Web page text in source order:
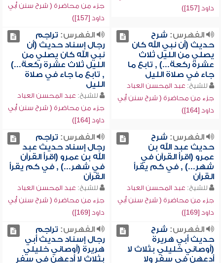
داود [157])
جزء من محاضرة ( شرح سنن أبي
داود [157])
الفهرس: شرح
حديث (أن نبي الله كان
يصلي من الليل ثلاث
عشرة ركعة...) , تابع ما
جاء في صلاة الليل
للشيخ: عبد المحسن العباد
جزء من محاضرة ( شرح سنن أبي
داود [164])
الفهرس: تراجم
رجال إسناد حديث (أن
نبي الله كان يصلي من
الليل ثلاث عشرة ركعة...)
, تابع ما جاء في صلاة
الليل
للشيخ: عبد المحسن العباد
جزء من محاضرة ( شرح سنن أبي
داود [164])
الفهرس: شرح
حديث عبد الله بن
عمرو (اقرأ القرآن في
شهر...) , في كم يقرأ
القرآن
للشيخ: عبد المحسن العباد
جزء من محاضرة ( شرح سنن أبي
داود [169])
الفهرس: تراجم
رجال إسناد حديث عبد
الله بن عمرو (اقرأ القرآن
في شهر...) , في كم يقرأ
القرآن
للشيخ: عبد المحسن العباد
جزء من محاضرة ( شرح سنن أبي
داود [169])
الفهرس: شرح
حديث أبي هريرة
(أوصاني خليلي بثلاث لا
أدعهن في سفر ولا
الفهرس: تراجم
رجال إسناد حديث أبي
هريرة (أوصاني خليلي
بثلاث لا أدعهن في سفر